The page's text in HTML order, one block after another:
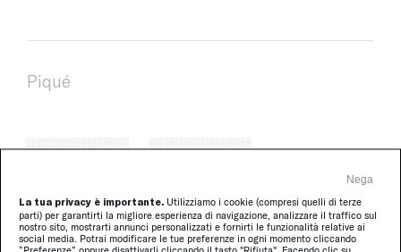
La tua privacy è importante. Utilizziamo i cookie (compresi quelli di terze
parti) per garantirti la migliore esperienza di navigazione, analizzare il traffico sul
nostro sito, mostrarti annunci personalizzati e fornirti le funzionalità relative ai
social media. Potrai modificare le tue preferenze in ogni momento cliccando
“Preferenze” oppure disattivarli cliccando il tasto "Rifiuta". Facendo clic su
Nega
Piqué